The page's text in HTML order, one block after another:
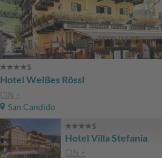
Hotel Weißes Rössl
CIN +
San Candido
Hotel Villa Stefania
CIN +